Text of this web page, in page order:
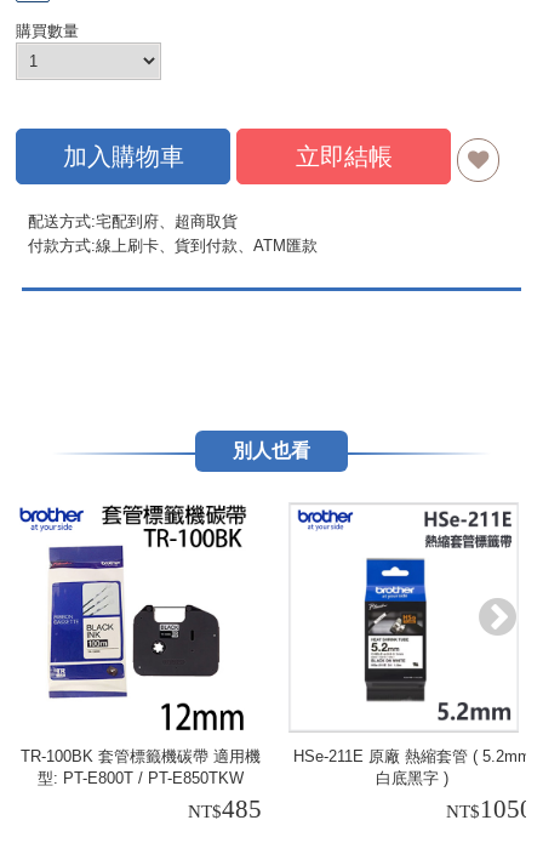
購買數量
加入購物車 立即結帳
配送方式:宅配到府、超商取貨
付款方式:線上刷卡、貨到付款、ATM匯款
別人也看
TR-100BK 套管標籤機碳帶 適用機
型: PT-E800T / PT-E850TKW
485
HSe-211E 原廠 熱縮套管 ( 5.2mm
白底黑字 )
1050